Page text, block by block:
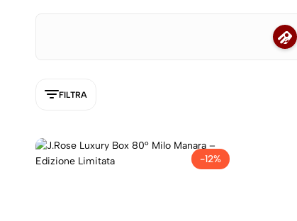
FILTRA
-12%